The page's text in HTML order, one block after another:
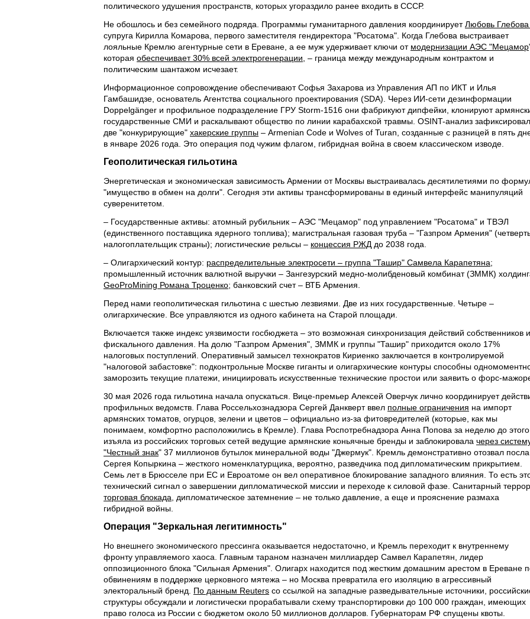
политического удушения пространств, которых угораздило ранее входить в СССР.
Не обошлось и без семейного подряда. Программы гуманитарного давления координируетЛюбовь Глебова
супруга Кирилла Комарова, первого заместителя гендиректора "Росатома". Когда Глебова выстраивает
лояльные Кремлю агентурные сети в Ереване, а ее муж удерживает ключи от модернизации АЭС "Мецамор
которая обеспечивает 30% всей электрогенерации , – граница между международным контрактом и
политическим шантажом исчезает.
Информационное сопровождение обеспечивают Софья Захарова из Управления АП по ИКТ и Илья
Гамбашидзе, основатель Агентства социального проектирования (SDA). Через ИИ-сети дезинформации
Doppelgänger и профильное подразделение ГРУ Storm-1516 они фабрикуют дипфейки, клонируют
государственные СМИ и раскалывают общество по линии карабахской травмы. OSINT-анализ зафиксировал
две "конкурирующие" хакерские группы – Armenian Code и Wolves of Turan, созданные с разницей в пять
в январе 2026 года. Это операция под чужим флагом, гибридная война в своем классическом изводе.
Геополитическая гильотина
Энергетическая и экономическая зависимость Армении от Москвы выстраивалась десятилетиями по
"имущество в обмен на долги". Сегодня эти активы трансформированы в единый интерфейс манипуляций
суверенитетом.
– Государственные активы: атомный рубильник – АЭС "Мецамор" под управлением "Росатома" и ТВЭЛ
(единственного поставщика ядерного топлива); магистральная газовая труба – "Газпром Армения"
налогоплательщик страны); логистические рельсы – концессия РЖД до 2038 года.
– Олигархический контур: распределительные электросети – группа "Ташир" Самвела Карапетяна;
промышленный источник валютной выручки – Зангезурский медно-молибденовый комбинат (ЗММК)
GeoProMining Романа Троценко; банковский счет – ВТБ Армения.
Перед нами геополитическая гильотина с шестью лезвиями. Две из них государственные. Четыре –
олигархические. Все управляются из одного кабинета на Старой площади.
Включается также индекс уязвимости госбюджета – это возможная синхронизация действий собственников и
фискального давления. На долю "Газпром Армения", ЗММК и группы "Ташир" приходится около 17%
налоговых поступлений. Оперативный замысел технократов Кириенко заключается в контролируемой
"налоговой забастовке": подконтрольные Москве гиганты и олигархические контуры способны
заморозить текущие платежи, инициировать искусственные технические простои или заявить о форс-
30 мая 2026 года гильотина начала опускаться. Вице-премьер Алексей Оверчук лично координирует
профильных ведомств. Глава Россельхознадзора Сергей Данкверт ввел полные ограничения на импорт
армянских томатов, огурцов, зелени и цветов – официально из-за фитовредителей (которые, как мы
понимаем, комфортно расположились в Кремле). Глава Роспотребнадзора Анна Попова за неделю до этого
изъяла из российских торговых сетей ведущие армянские коньячные бренды и заблокировала через
"Честный знак" 37 миллионов бутылок минеральной воды "Джермук". Кремль демонстративно отозвал посла
Сергея Копыркина – жесткого номенклатурщика, вероятно, разведчика под дипломатическим прикрытием.
Семь лет в Брюсселе при ЕС и Евроатоме он вел оперативное блокирование западного влияния. То есть
технический сигнал о завершении дипломатической миссии и переходе к силовой фазе. Санитарный террор,
торговая блокада , дипломатическое затемнение – не только давление, а еще и прояснение размаха
гибридной войны.
Операция "Зеркальная легитимность"
Но внешнего экономического прессинга оказывается недостаточно, и Кремль переходит к внутреннему
фронту управляемого хаоса. Главным тараном назначен миллиардер Самвел Карапетян, лидер
оппозиционного блока "Сильная Армения". Олигарх находится под жестким домашним арестом в Ереване
обвинениям в поддержке церковного мятежа – но Москва превратила его изоляцию в агрессивный
электоральный бренд. По данным Reuters со ссылкой на западные разведывательные источники,
структуры обсуждали и логистически прорабатывали схему транспортировки до 100 000 граждан, имеющих
право голоса из России с бюджетом около 50 миллионов долларов. Губернаторам РФ спущены квоты.